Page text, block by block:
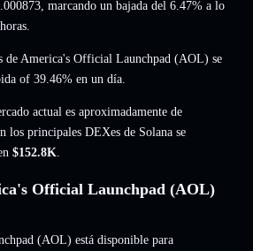
, marcando un bajada del 6.47% a lo
de America's Official Launchpad (AOL) se
of 39.46% en un día.
actual es aproximadamente de
los principales DEXes de Solana se
$152.8K.
Official Launchpad (AOL)
(AOL) está disponible para